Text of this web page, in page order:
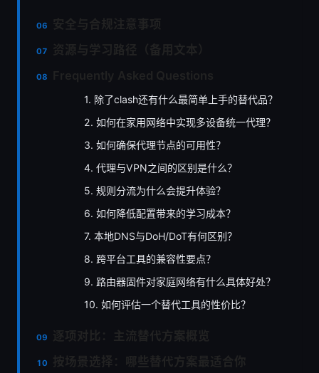
1. 除了clash还有什么最简单上手的替代品？
2. 如何在家用网络中实现多设备统一代理？
3. 如何确保代理节点的可用性？
4. 代理与VPN之间的区别是什么？
5. 规则分流为什么会提升体验？
6. 如何降低配置带来的学习成本？
7. 本地DNS与DoH/DoT有何区别？
8. 跨平台工具的兼容性要点？
9. 路由器固件对家庭网络有什么具体好处？
10. 如何评估一个替代工具的性价比？